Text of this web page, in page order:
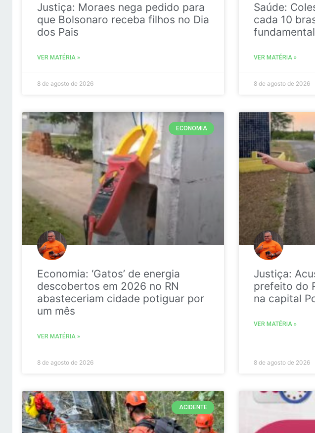
Justiça: Moraes nega pedido para
que Bolsonaro receba filhos no Dia
dos Pais
VER MATÉRIA »
8 de agosto de 2026
Saúde:
cada 10
fundamental
VER MATÉRIA »
8 de agosto de 2026
ECONOMIA
Economia: ‘Gatos’ de energia
descobertos em 2026 no RN
abasteceriam cidade potiguar por
um mês
VER MATÉRIA »
8 de agosto de 2026
Justiça:
prefeito do
na capital
VER MATÉRIA »
8 de agosto de 2026
ACIDENTE